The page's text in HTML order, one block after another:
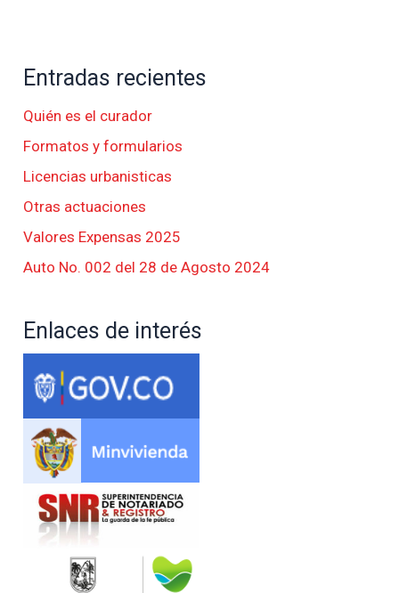
Entradas recientes
Quién es el curador
Formatos y formularios
Licencias urbanisticas
Otras actuaciones
Valores Expensas 2025
Auto No. 002 del 28 de Agosto 2024
Enlaces de interés